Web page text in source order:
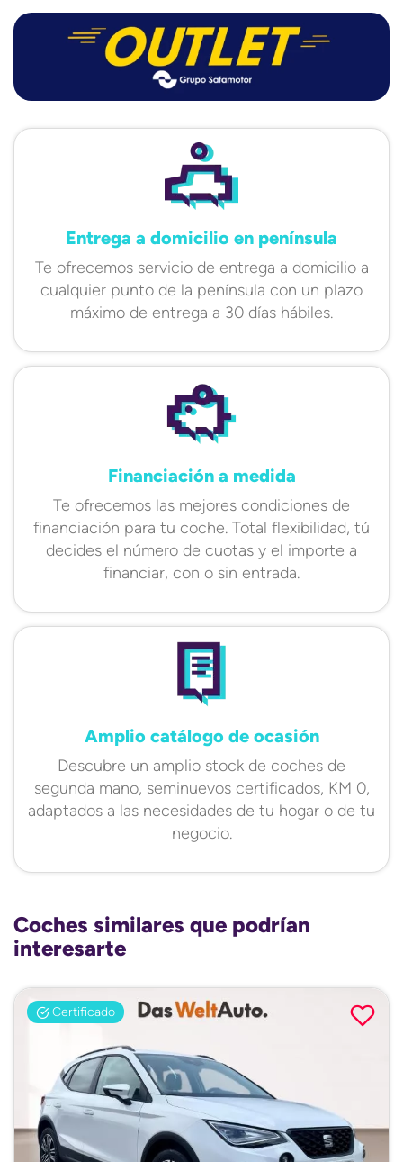
Entrega a domicilio en península
Te ofrecemos servicio de entrega a domicilio a
cualquier punto de la península con un plazo
máximo de entrega a 30 días hábiles.
Financiación a medida
Te ofrecemos las mejores condiciones de
financiación para tu coche. Total flexibilidad, tú
decides el número de cuotas y el importe a
financiar, con o sin entrada.
Amplio catálogo de ocasión
Descubre un amplio stock de coches de
segunda mano, seminuevos certificados, KM 0,
adaptados a las necesidades de tu hogar o de tu
negocio.
Coches similares que podrían
interesarte
Certificado